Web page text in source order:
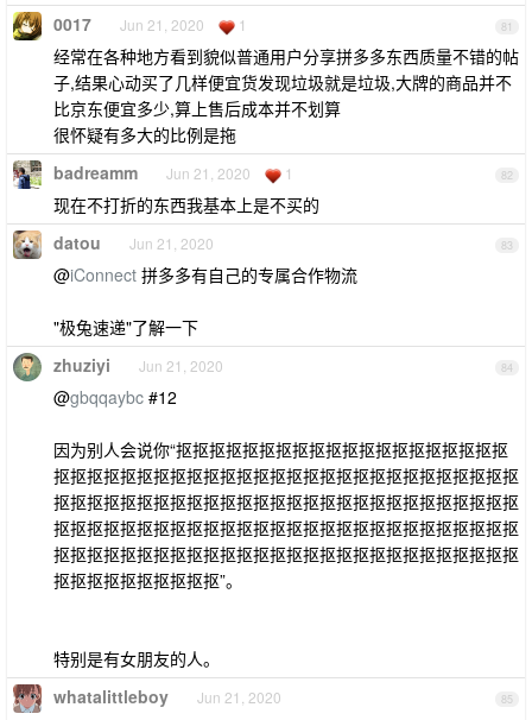
81
0017 Jun 21, 2020 1
经常在各种地方看到貌似普通用户分享拼多多东西质量不错的帖
子,结果心动买了几样便宜货发现垃圾就是垃圾,大牌的商品并不
比京东便宜多少,算上售后成本并不划算
很怀疑有多大的比例是拖
82
badreamm Jun 21, 2020 1
现在不打折的东西我基本上是不买的
83
datou Jun 21, 2020
@iConnect 拼多多有自己的专属合作物流
"极兔速递"了解一下
84
zhuziyi Jun 21, 2020
@gbqqaybc #12
因为别人会说你“抠抠抠抠抠抠抠抠抠抠抠抠抠抠抠抠抠抠抠抠
抠抠抠抠抠抠抠抠抠抠抠抠抠抠抠抠抠抠抠抠抠抠抠抠抠抠抠抠
抠抠抠抠抠抠抠抠抠抠抠抠抠抠抠抠抠抠抠抠抠抠抠抠抠抠抠抠
抠抠抠抠抠抠抠抠抠抠抠抠抠抠抠抠抠抠抠抠抠抠抠抠抠抠抠抠
抠抠抠抠抠抠抠抠抠抠抠抠抠抠抠抠抠抠抠抠抠抠抠抠抠抠抠抠
抠抠抠抠抠抠抠抠抠抠”。
特别是有女朋友的人。
85
whatalittleboy Jun 21, 2020